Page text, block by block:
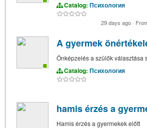
Catalog: Психология
29 days ago ·
A gyermek
Önképzelés a szülők választása
Catalog: Психология
hamis érzés a
Hamis érzés a gyermekek előtt